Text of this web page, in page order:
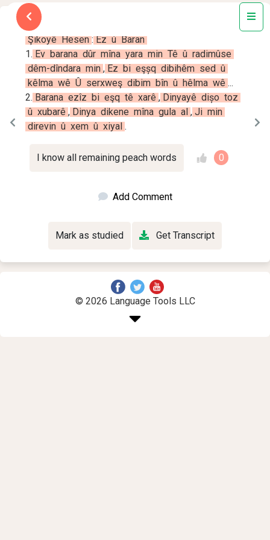
Text
Şikoyê Hesen : Ez ú Baran
1. Ev barana dûr mîna yara min Tê û radimûse
dêm-dîndara min , Ez bi eşșq dibihêm sed û
kêlma wê Û serxweş dibim bîn û hêlma wê ...
2. Barana ezîz bi eşq tê xarê , Dinyayê dișo toz
û xubarê , Dinya dikene mîna gula al , Ji min
direvin û xem û xiyal .
I know all remaining peach words 0
Add Comment
Mark as studied Get Transcript
© 2026 Language Tools LLC